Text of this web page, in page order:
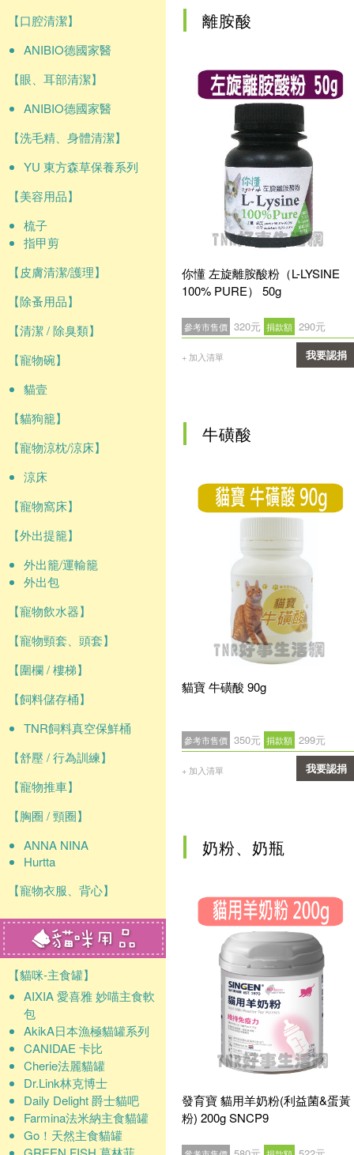
【口腔清潔】
ANIBIO德國家醫
【眼、耳部清潔】
ANIBIO德國家醫
【洗毛精、身體清潔】
YU 東方森草保養系列
【美容用品】
梳子
指甲剪
【皮膚清潔/護理】
【除蚤用品】
【清潔 / 除臭類】
【寵物碗】
貓壹
【貓狗籠】
【寵物涼枕/涼床】
涼床
【寵物窩床】
【外出提籠】
外出籠/運輸籠
外出包
【寵物飲水器】
【寵物頸套、頭套】
【圍欄 / 樓梯】
【飼料儲存桶】
TNR飼料真空保鮮桶
【舒壓 / 行為訓練】
【寵物推車】
【胸圈 / 頸圈】
ANNA NINA
Hurtta
【寵物衣服、背心】
【貓咪-主食罐】
AIXIA 愛喜雅 妙喵主食軟
包
AkikA日本漁極貓罐系列
CANIDAE 卡比
Cherie法麗貓罐
Dr.Link林克博士
Daily Delight 爵士貓吧
Farmina法米納主食貓罐
Go！天然主食貓罐
離胺酸
你懂 左旋離胺酸粉（L-LYSINE
100% PURE） 50g
參考市售價 320元 捐款額 290元
+ 加入清單 我要認捐
牛磺酸
貓寶 牛磺酸 90g
參考市售價 350元 捐款額 299元
+ 加入清單 我要認捐
奶粉、奶瓶
發育寶 貓用羊奶粉(利益菌&蛋黃
粉) 200g SNCP9